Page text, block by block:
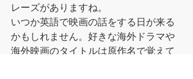
レーズがありますね。
いつか英語で映画の話をする日が来る
かもしれません。好きな海外ドラマや
海外映画のタイトルは原作名で覚えて